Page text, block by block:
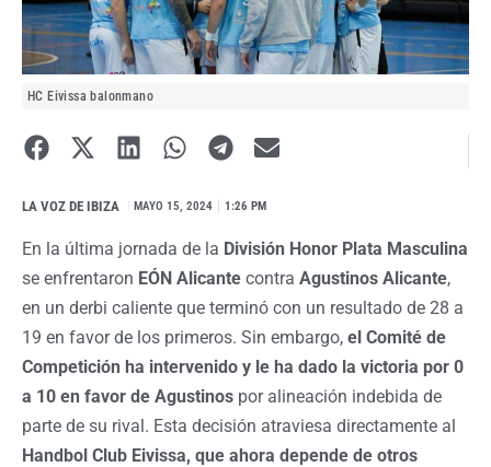
HC Eivissa balonmano
LA VOZ DE IBIZA MAYO 15, 2024 1:26 PM
En la última jornada de la División Honor Plata Masculina
se enfrentaron EÓN Alicante contra Agustinos Alicante,
en un derbi caliente que terminó con un resultado de 28 a
19 en favor de los primeros. Sin embargo, el Comité de
Competición ha intervenido y le ha dado la victoria por 0
a 10 en favor de Agustinos por alineación indebida de
parte de su rival. Esta decisión atraviesa directamente al
Handbol Club Eivissa, que ahora depende de otros